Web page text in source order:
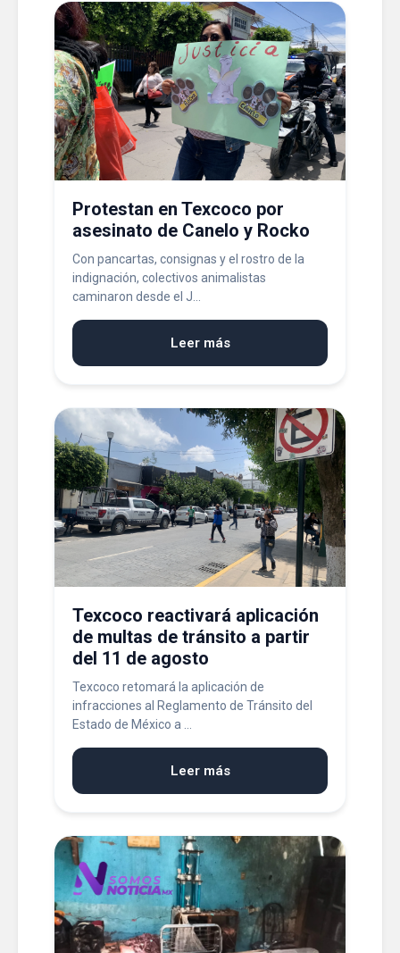
Protestan en Texcoco por
asesinato de Canelo y Rocko
Con pancartas, consignas y el rostro de la
indignación, colectivos animalistas
caminaron desde el J...
Leer más
Texcoco reactivará aplicación
de multas de tránsito a partir
del 11 de agosto
Texcoco retomará la aplicación de
infracciones al Reglamento de Tránsito del
Estado de México a ...
Leer más